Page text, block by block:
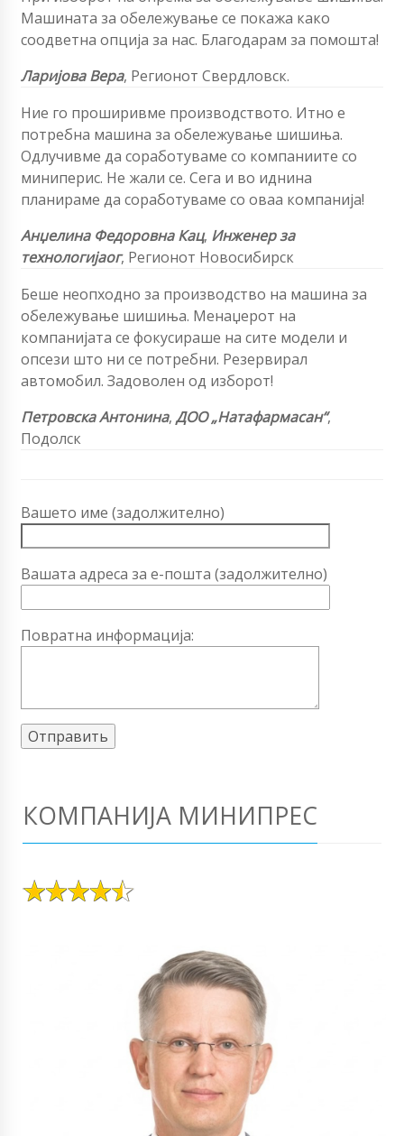
Машината за обележување се покажа како
соодветна опција за нас. Благодарам за помошта!
Ларијова Вера, Регионот Свердловск.
Ние го проширивме производството. Итно е
потребна машина за обележување шишиња.
Одлучивме да соработуваме со компаниите со
миниперис. Не жали се. Сега и во иднина
планираме да соработуваме со оваа компанија!
Анџелина Федоровна Кац, Инженер за
технологијаог, Регионот Новосибирск
Беше неопходно за производство на машина за
обележување шишиња. Менаџерот на
компанијата се фокусираше на сите модели и
опсези што ни се потребни. Резервирал
автомобил. Задоволен од изборот!
Петровска Антонина, ДОО „Натафармасан“,
Подолск
Вашето име (задолжително)
Вашата адреса за е-пошта (задолжително)
Повратна информација:
КОМПАНИЈА МИНИПРЕС